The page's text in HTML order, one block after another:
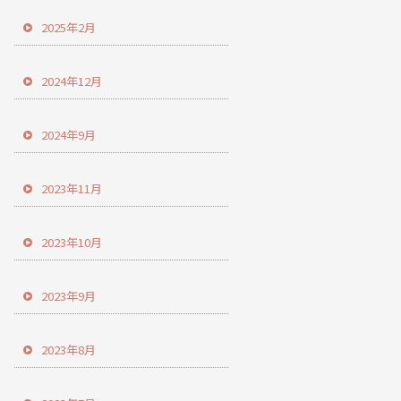
2025年2月
2024年12月
2024年9月
2023年11月
2023年10月
2023年9月
2023年8月